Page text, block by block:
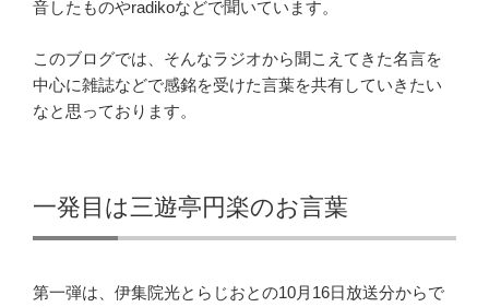
音したものやradikoなどで聞いています。
このブログでは、そんなラジオから聞こえてきた名言を
中心に雑誌などで感銘を受けた言葉を共有していきたい
なと思っております。
一発目は三遊亭円楽のお言葉
第一弾は、伊集院光とらじおとの10月16日放送分からで